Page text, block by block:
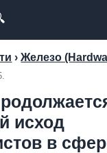
›Железо
исход
в